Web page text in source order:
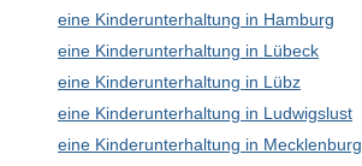
eine Kinderunterhaltung in Hamburg
eine Kinderunterhaltung in Lübeck
eine Kinderunterhaltung in Lübz
eine Kinderunterhaltung in Ludwigslust
eine Kinderunterhaltung in